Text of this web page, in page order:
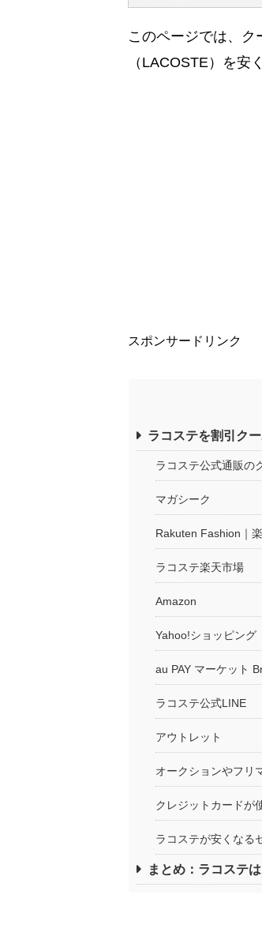
このページでは、
（LACOSTE）を安
スポンサードリンク
ラコステを割引ク
ラコステ公式通販の
マガシーク
Rakuten Fashion｜
ラコステ楽天市場
Amazon
Yahoo!ショッピング
au PAY マーケット
ラコステ公式LINE
アウトレット
オークションやフリ
クレジットカードが
ラコステが安くなる
まとめ：ラコステ